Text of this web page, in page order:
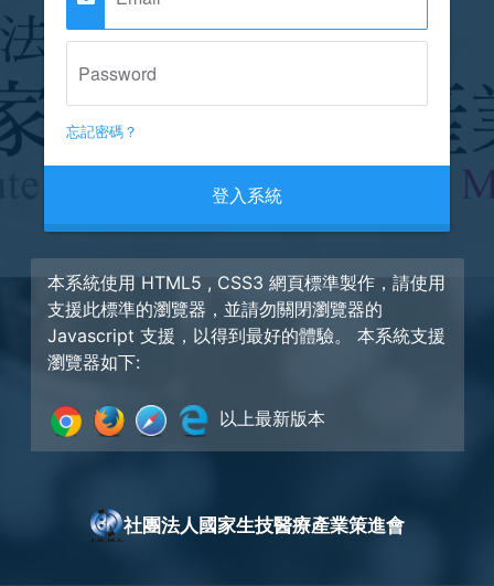
忘記密碼？
登入系統
本系統使用 HTML5 , CSS3 網頁標準製作，請使用
支援此標準的瀏覽器，並請勿關閉瀏覽器的
Javascript 支援，以得到最好的體驗。 本系統支援
瀏覽器如下:
以上最新版本
社團法人國家生技醫療產業策進會